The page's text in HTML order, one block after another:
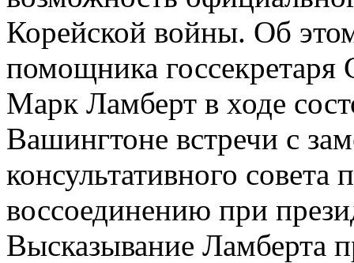
Корейской войны. Об
помощника
Марк Ламберт в ходе
Вашингтоне встречи с
консультативного
воссоединению при
Высказывание Ламберта